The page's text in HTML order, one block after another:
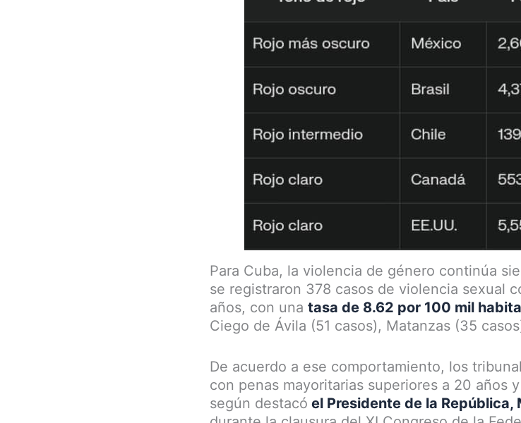
Para Cuba, la violencia de género continúa
se registraron 378 casos de violencia sexual
años, con una tasa de 8.62 por 100 mil
Ciego de Ávila (51 casos), Matanzas (35
De acuerdo a ese comportamiento, los
con penas mayoritarias superiores a 20 años
según destacó el Presidente de la